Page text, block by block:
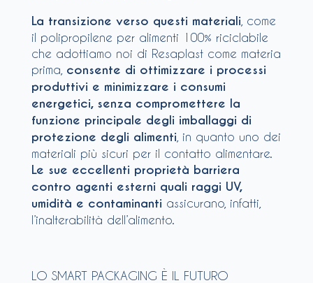
La transizione verso questi materiali , come
il polipropilene per alimenti 100% riciclabile
che adottiamo noi di Resaplast come materia
prima, consente di ottimizzare i processi
produttivi e minimizzare i consumi
energetici, senza compromettere la
funzione principale degli imballaggi di
protezione degli alimenti , in quanto uno dei
materiali più sicuri per il contatto alimentare.
Le sue eccellenti proprietà barriera
contro agenti esterni quali raggi UV,
umidità e contaminanti assicurano, infatti,
l’inalterabilità dell’alimento.
LO SMART PACKAGING È IL FUTURO